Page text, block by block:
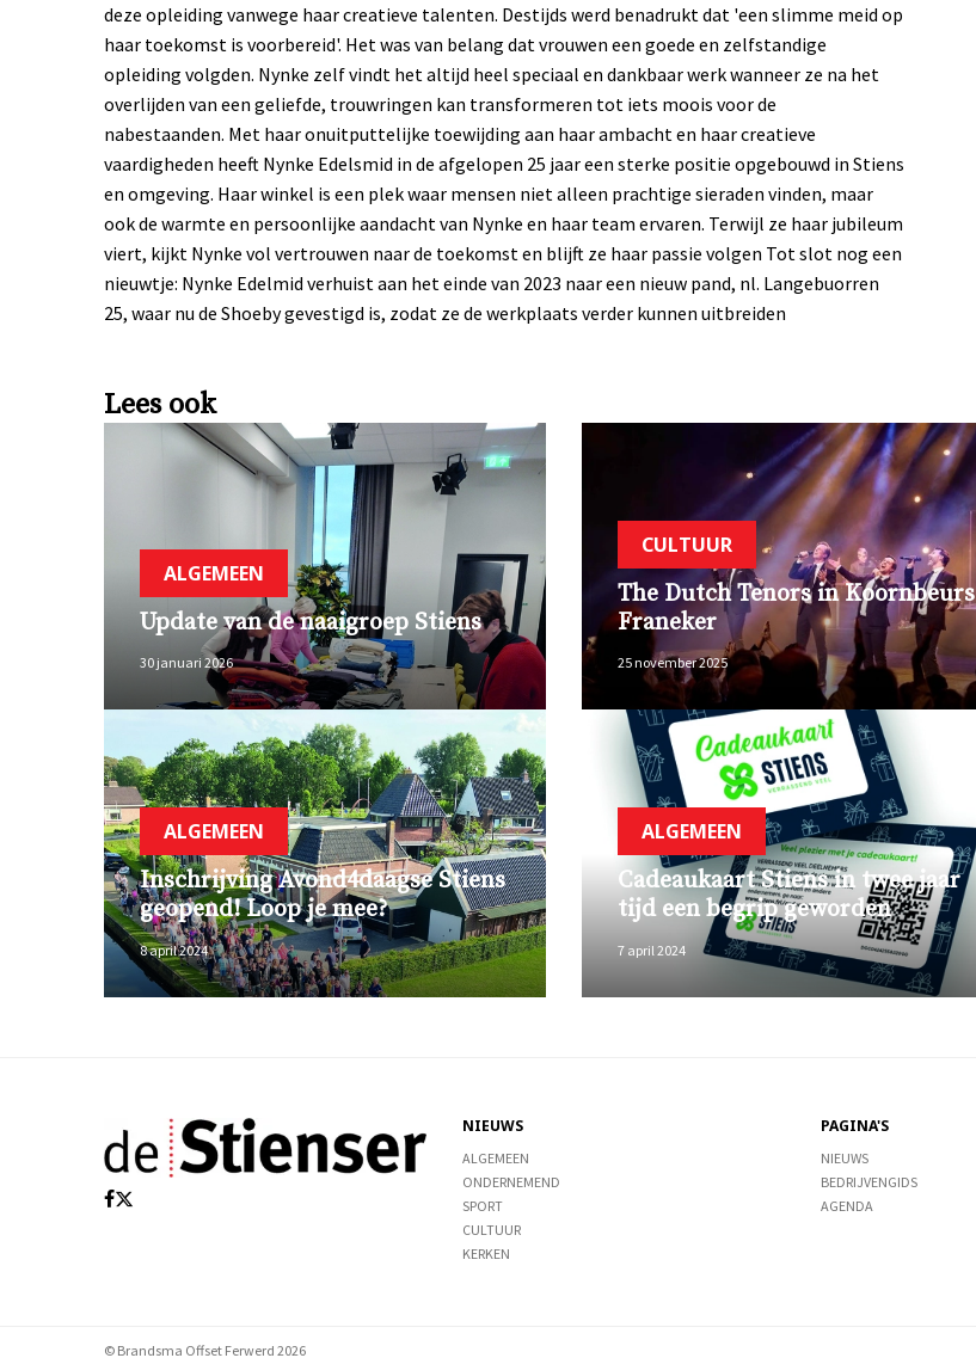
deze opleiding vanwege haar creatieve talenten. Destijds werd benadrukt dat 'een slimme meid op
haar toekomst is voorbereid'. Het was van belang dat vrouwen een goede en zelfstandige
opleiding volgden. Nynke zelf vindt het altijd heel speciaal en dankbaar werk wanneer ze na het
overlijden van een geliefde, trouwringen kan transformeren tot iets moois voor de
nabestaanden. Met haar onuitputtelijke toewijding aan haar ambacht en haar creatieve
vaardigheden heeft Nynke Edelsmid in de afgelopen 25 jaar een sterke positie opgebouwd in Stiens
en omgeving. Haar winkel is een plek waar mensen niet alleen prachtige sieraden vinden, maar
ook de warmte en persoonlijke aandacht van Nynke en haar team ervaren. Terwijl ze haar jubileum
viert, kijkt Nynke vol vertrouwen naar de toekomst en blijft ze haar passie volgen Tot slot nog een
nieuwtje: Nynke Edelmid verhuist aan het einde van 2023 naar een nieuw pand, nl. Langebuorren
25, waar nu de Shoeby gevestigd is, zodat ze de werkplaats verder kunnen uitbreiden
Lees ook
ALGEMEEN
Update van de naaigroep Stiens
30 januari 2026
CULTUUR
The Dutch Tenors in Koornbeurs
Franeker
25 november 2025
ALGEMEEN
Inschrijving Avond4daagse Stiens
geopend! Loop je mee?
8 april 2024
ALGEMEEN
Cadeaukaart Stiens in twee jaar
tijd een begrip geworden
7 april 2024
NIEUWS
ALGEMEEN
ONDERNEMEND
SPORT
CULTUUR
KERKEN
PAGINA'S
NIEUWS
BEDRIJVENGIDS
AGENDA
© Brandsma Offset Ferwerd 2026